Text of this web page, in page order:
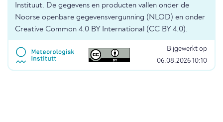
Instituut. De gegevens en producten vallen onder de
Noorse openbare gegevensvergunning (NLOD) en onder
Creative Common 4.0 BY International (CC BY 4.0).
Bijgewerkt op
06.08.2026 10:10